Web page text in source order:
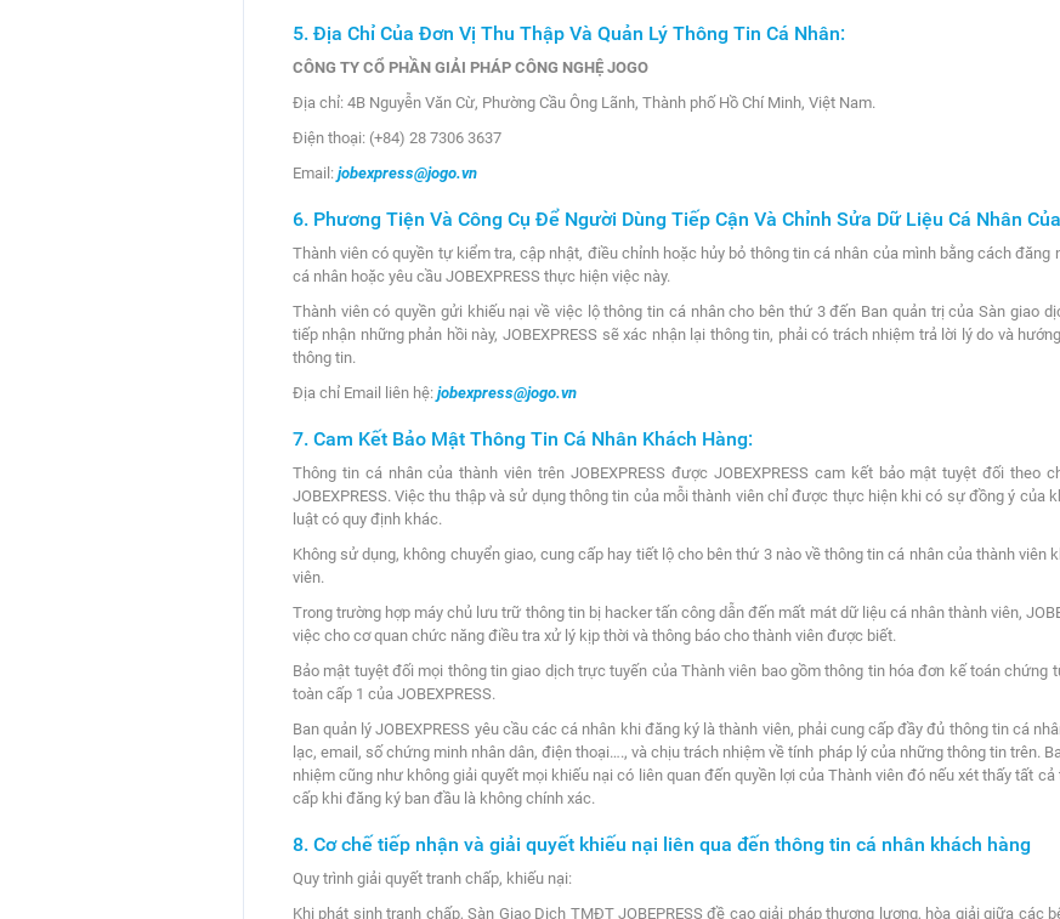
5. Địa Chỉ Của Đơn Vị Thu Thập Và Quản Lý Thông Tin Cá Nhân:
CÔNG TY CỔ PHẦN GIẢI PHÁP CÔNG NGHỆ JOGO
Địa chỉ: 4B Nguyễn Văn Cừ, Phường Cầu Ông Lãnh, Thành phố Hồ Chí Minh, Việt Nam.
Điện thoại: (+84) 28 7306 3637
Email: jobexpress@jogo.vn
6. Phương Tiện Và Công Cụ Để Người Dùng Tiếp Cận Và Chỉnh Sửa Dữ Liệu Cá Nhân
Thành viên có quyền tự kiểm tra, cập nhật, điều chỉnh hoặc hủy bỏ thông tin cá nhân của mình bằng cách
cá nhân hoặc yêu cầu JOBEXPRESS thực hiện việc này.
Thành viên có quyền gửi khiếu nại về việc lộ thông tin cá nhân cho bên thứ 3 đến Ban quản trị của Sàn giao
tiếp nhận những phản hồi này, JOBEXPRESS sẽ xác nhận lại thông tin, phải có trách nhiệm trả lời lý do và
thông tin.
Địa chỉ Email liên hệ: jobexpress@jogo.vn
7. Cam Kết Bảo Mật Thông Tin Cá Nhân Khách Hàng:
Thông tin cá nhân của thành viên trên JOBEXPRESS được JOBEXPRESS cam kết bảo mật tuyệt đối theo
JOBEXPRESS. Việc thu thập và sử dụng thông tin của mỗi thành viên chỉ được thực hiện khi có sự đồng ý của
luật có quy định khác.
Không sử dụng, không chuyển giao, cung cấp hay tiết lộ cho bên thứ 3 nào về thông tin cá nhân của thành viên
viên.
Trong trường hợp máy chủ lưu trữ thông tin bị hacker tấn công dẫn đến mất mát dữ liệu cá nhân thành viên,
việc cho cơ quan chức năng điều tra xử lý kịp thời và thông báo cho thành viên được biết.
Bảo mật tuyệt đối mọi thông tin giao dịch trực tuyến của Thành viên bao gồm thông tin hóa đơn kế toán chứng
toàn cấp 1 của JOBEXPRESS.
Ban quản lý JOBEXPRESS yêu cầu các cá nhân khi đăng ký là thành viên, phải cung cấp đầy đủ thông tin cá
lạc, email, số chứng minh nhân dân, điện thoại…., và chịu trách nhiệm về tính pháp lý của những thông tin trên.
nhiệm cũng như không giải quyết mọi khiếu nại có liên quan đến quyền lợi của Thành viên đó nếu xét thấy tất
cấp khi đăng ký ban đầu là không chính xác.
8. Cơ chế tiếp nhận và giải quyết khiếu nại liên qua đến thông tin cá nhân khách hàng
Quy trình giải quyết tranh chấp, khiếu nại:
Khi phát sinh tranh chấp, Sàn Giao Dịch TMĐT JOBEPRESS đề cao giải pháp thương lượng, hòa giải giữa các